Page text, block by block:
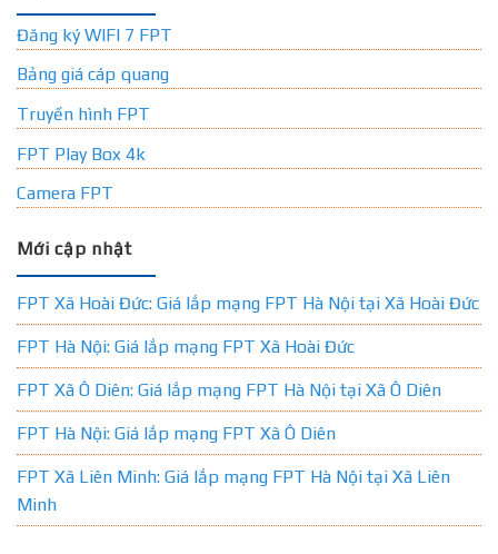
Đăng ký WIFI 7 FPT
Bảng giá cáp quang
Truyền hình FPT
FPT Play Box 4k
Camera FPT
Mới cập nhật
FPT Xã Hoài Đức: Giá lắp mạng FPT Hà Nội tại Xã Hoài Đức
FPT Hà Nội: Giá lắp mạng FPT Xã Hoài Đức
FPT Xã Ô Diên: Giá lắp mạng FPT Hà Nội tại Xã Ô Diên
FPT Hà Nội: Giá lắp mạng FPT Xã Ô Diên
FPT Xã Liên Minh: Giá lắp mạng FPT Hà Nội tại Xã Liên
Minh